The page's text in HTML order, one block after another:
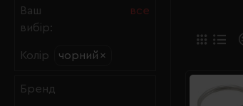
Ваш
вибір:
все
Колір чорний ×
Бренд